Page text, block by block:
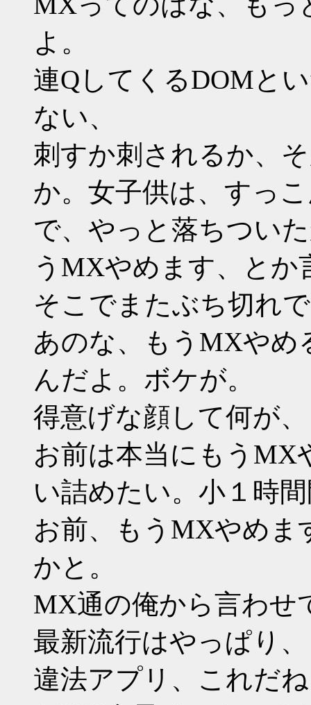
よ。
連QしてくるDOMと
ない、
刺すか刺されるか、
か。女子供は、すっ
で、やっと落ちつい
うMXやめます、とか
そこでまたぶち切れ
あのな、もうMXやめ
んだよ。ボケが。
得意げな顔して何が
お前は本当にもうMX
い詰めたい。小１時
お前、もうMXやめま
かと。
MX通の俺から言わせ
最新流行はやっぱり、
違法アプリ、これだ